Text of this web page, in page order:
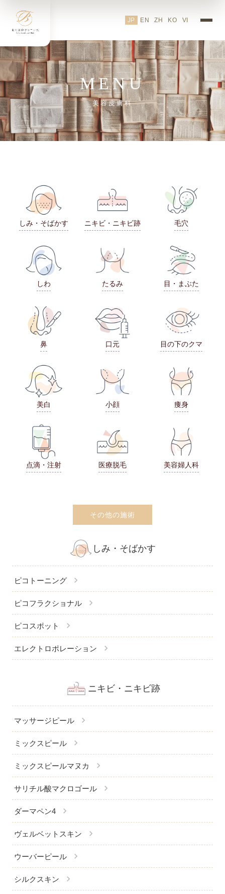
JP EN ZH KO VI
MENU
美容皮膚科
しみ・そばかす ニキビ・ニキビ跡 毛穴
しわ たるみ 目・まぶた
鼻 口元 目の下のクマ
美白 小顔 痩身
点滴・注射 医療脱毛 美容婦人科
その他の施術
しみ・そばかす
ピコトーニング chevron_right
ピコフラクショナル chevron_right
ピコスポット chevron_right
エレクトロポレーション chevron_right
ニキビ・ニキビ跡
マッサージピール chevron_right
ミックスピール chevron_right
ミックスピールマヌカ chevron_right
サリチル酸マクロゴール chevron_right
ダーマペン4 chevron_right
ヴェルベットスキン chevron_right
ウーバーピール chevron_right
シルクスキン chevron_right